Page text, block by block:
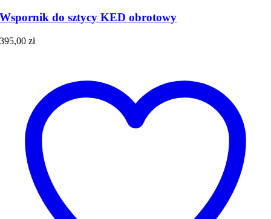
Wspornik do sztycy KED obrotowy
395,00zł